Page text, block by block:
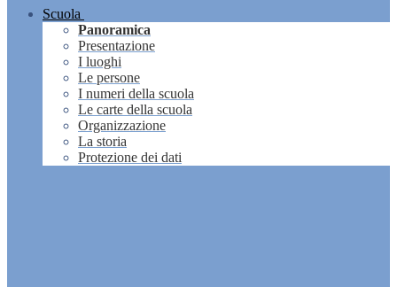
Scuola
Panoramica
Presentazione
I luoghi
Le persone
I numeri della scuola
Le carte della scuola
Organizzazione
La storia
Protezione dei dati